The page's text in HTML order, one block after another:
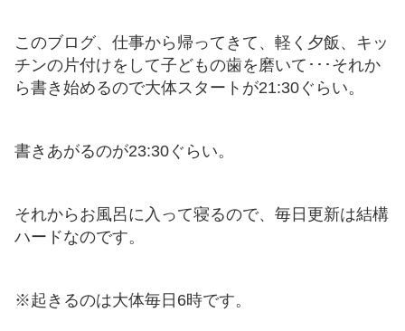
このブログ、仕事から帰ってきて、軽く夕飯、キッ
チンの片付けをして子どもの歯を磨いて･･･それか
ら書き始めるので大体スタートが21:30ぐらい。
書きあがるのが23:30ぐらい。
それからお風呂に入って寝るので、毎日更新は結構
ハードなのです。
※起きるのは大体毎日6時です。